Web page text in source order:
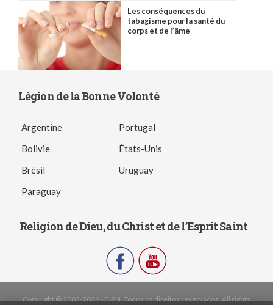
Les conséquences du
tabagisme pour la santé du
corps et de l’âme
Légion de la Bonne Volonté
Argentine
Bolivie
Brésil
Paraguay
Portugal
États-Unis
Uruguay
Religion de Dieu, du Christ et de l’Esprit Saint
Copyright ® 2003-2026 - FJPN. Todos os direitos reservados. All rights